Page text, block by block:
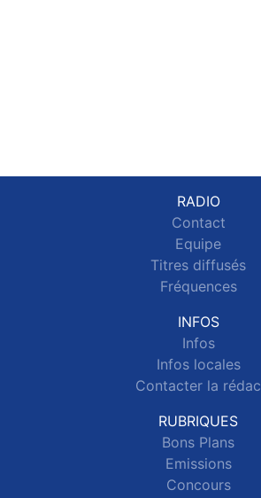
RADIO
Contact
Equipe
Titres diffusés
Fréquences
INFOS
Infos
Infos locales
Contacter la rédac
RUBRIQUES
Bons Plans
Emissions
Concours